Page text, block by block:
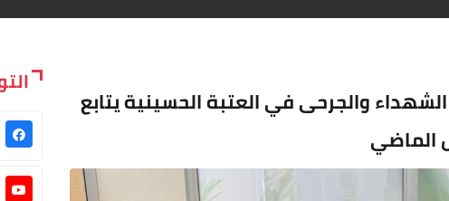
والجرحى في العتبة الحسينية يتابع